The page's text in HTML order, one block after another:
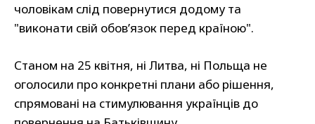
чоловікам слід повернутися додому та
"виконати свій обов’язок перед країною".
Станом на 25 квітня, ні Литва, ні Польща не
оголосили про конкретні плани або рішення,
спрямовані на стимулювання українців до